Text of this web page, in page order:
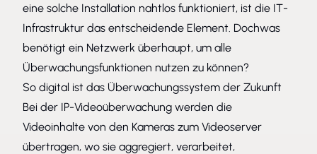
eine solche Installation nahtlos funktioniert, ist die IT-
Infrastruktur das entscheidende Element. Dochwas
benötigt ein Netzwerk überhaupt, um alle
Überwachungsfunktionen nutzen zu können?
So digital ist das Überwachungssystem der Zukunft
Bei der IP-Videoüberwachung werden die
Videoinhalte von den Kameras zum Videoserver
übertragen, wo sie aggregiert, verarbeitet,